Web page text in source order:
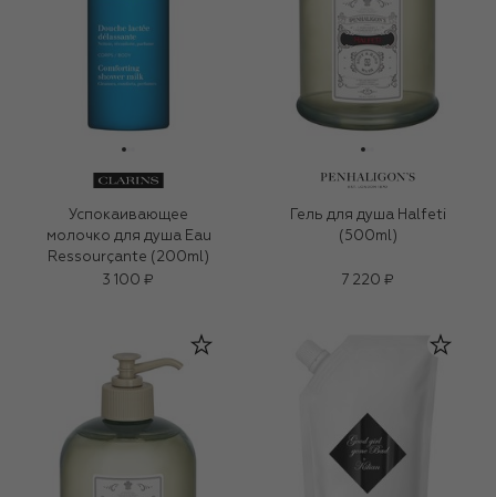
Успокаивающее
молочко для душа Eau
Ressourçante (200ml)
3 100 ₽
Гель для душа Halfeti
(500ml)
7 220 ₽